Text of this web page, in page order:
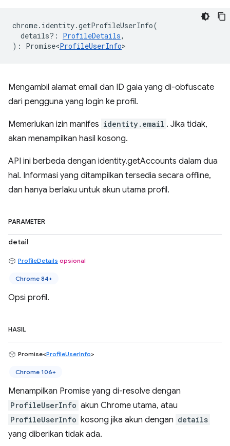
chrome. identity.getProfileUserInfo(
details? : ProfileDetails,
) : Promise<ProfileUserInfo>
Mengambil alamat email dan ID gaia yang di-obfuscate
dari pengguna yang login ke profil.
Memerlukan izin manifes identity.email . Jika tidak,
akan menampilkan hasil kosong.
API ini berbeda dengan identity.getAccounts dalam dua
hal. Informasi yang ditampilkan tersedia secara offline,
dan hanya berlaku untuk akun utama profil.
PARAMETER
detail
ProfileDetails opsional
Chrome 84+
Opsi profil.
HASIL
Promise<ProfileUserInfo>
Chrome 106+
Menampilkan Promise yang di-resolve dengan
ProfileUserInfo akun Chrome utama, atau
ProfileUserInfo kosong jika akun dengan details
yang diberikan tidak ada.